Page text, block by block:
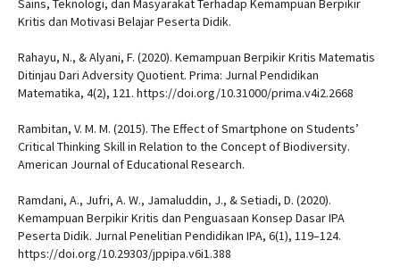
Sains, Teknologi, dan Masyarakat Terhadap Kemampuan Berpikir
Kritis dan Motivasi Belajar Peserta Didik.
Rahayu, N., & Alyani, F. (2020). Kemampuan Berpikir Kritis Matematis
Ditinjau Dari Adversity Quotient. Prima: Jurnal Pendidikan
Matematika, 4(2), 121. https://doi.org/10.31000/prima.v4i2.2668
Rambitan, V. M. M. (2015). The Effect of Smartphone on Students’
Critical Thinking Skill in Relation to the Concept of Biodiversity.
American Journal of Educational Research.
Ramdani, A., Jufri, A. W., Jamaluddin, J., & Setiadi, D. (2020).
Kemampuan Berpikir Kritis dan Penguasaan Konsep Dasar IPA
Peserta Didik. Jurnal Penelitian Pendidikan IPA, 6(1), 119–124.
https://doi.org/10.29303/jppipa.v6i1.388